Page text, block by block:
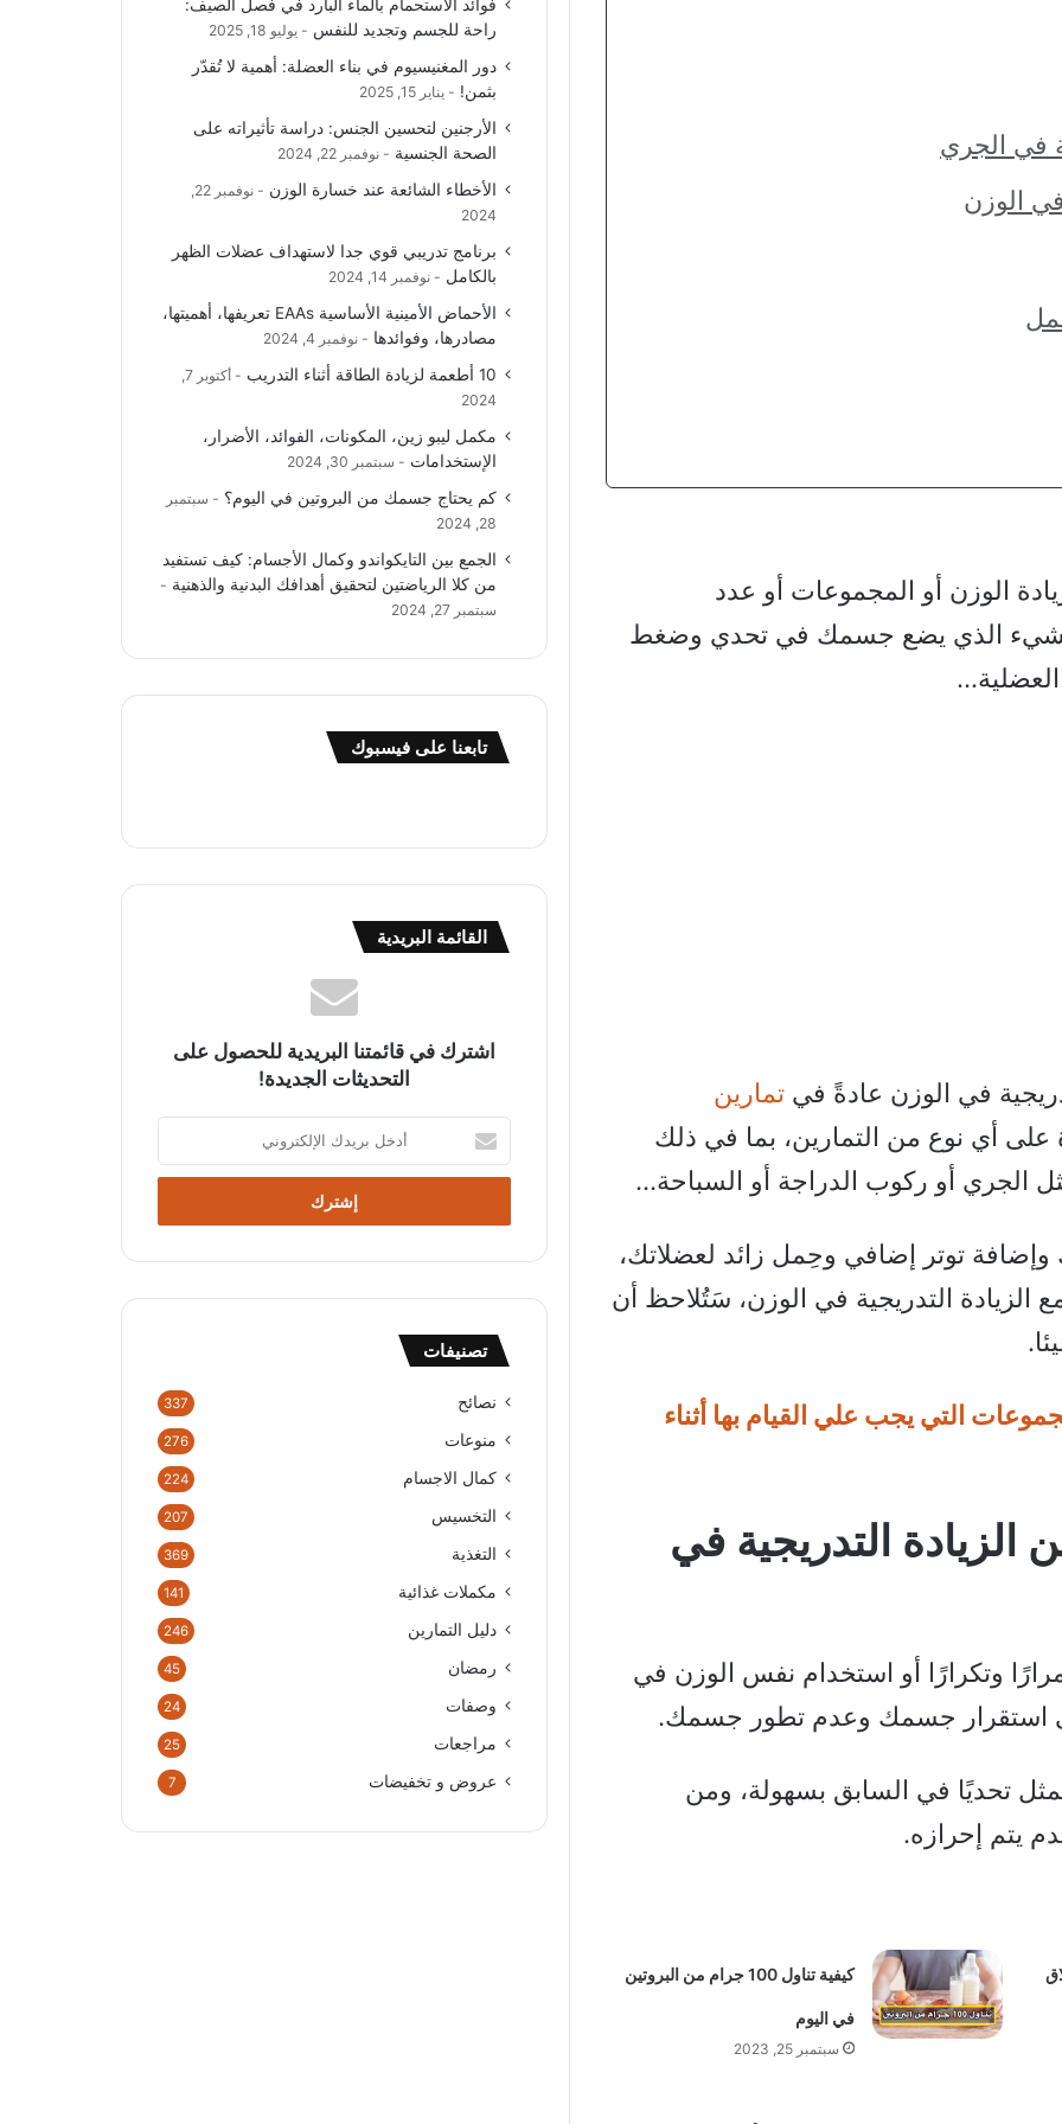
في الجري
الوزن أو المجموعات أو عدد
الشيء الذي يضع جسمك في تحدي وضغط
العضلية…
في الوزن عادةً في تمارين
أي نوع من التمارين، بما في ذلك
الجري أو ركوب الدراجة أو السباحة…
وإضافة توتر إضافي وحِمل زائد لعضلاتك،
التدريجية في الوزن، سَتُلاحظ أن
التي يجب علي القيام بها أثناء
التدريجية في
وتكرارًا أو استخدام نفس الوزن في
استقرار جسمك وعدم تطور جسمك.
تحديًا في السابق بسهولة، ومن
يتم إحرازه.
كيفية تناول 100 جرام من البروتين
في اليوم
سبتمبر 25, 2023
فوائد الاستحمام بالماء البارد في فصل الصيف:
راحة للجسم وتجديد للنفس
يوليو 18, 2025
دور المغنيسيوم في بناء العضلة: أهمية لا تُقدّر
بثمن!
يناير 15, 2025
الأرجنين لتحسين الجنس: دراسة تأثيراته على
الصحة الجنسية
نوفمبر 22, 2024
الأخطاء الشائعة عند خسارة الوزن
نوفمبر 22,
2024
برنامج تدريبي قوي جدا لاستهداف عضلات الظهر
بالكامل
نوفمبر 14, 2024
الأحماض الأمينية الأساسية EAAs تعريفها، أهميتها،
مصادرها، وفوائدها
نوفمبر 4, 2024
10 أطعمة لزيادة الطاقة أثناء التدريب
أكتوبر 7,
2024
مكمل ليبو زين، المكونات، الفوائد، الأضرار،
الإستخدامات
سبتمبر 30, 2024
كم يحتاج جسمك من البروتين في اليوم؟
سبتمبر
28, 2024
الجمع بين التايكواندو وكمال الأجسام: كيف تستفيد
من كلا الرياضتين لتحقيق أهدافك البدنية والذهنية
سبتمبر 27, 2024
تابعنا على فيسبوك
القائمة البريدية
اشترك في قائمتنا البريدية للحصول على
التحديثات الجديدة!
بريدك
الإلكتروني
تصنيفات
نصائح 337
منوعات 276
كمال الاجسام 224
التخسيس 207
التغذية 369
مكملات غذائية 141
دليل التمارين 246
رمضان 45
وصفات 24
مراجعات 25
عروض و تخفيضات 7